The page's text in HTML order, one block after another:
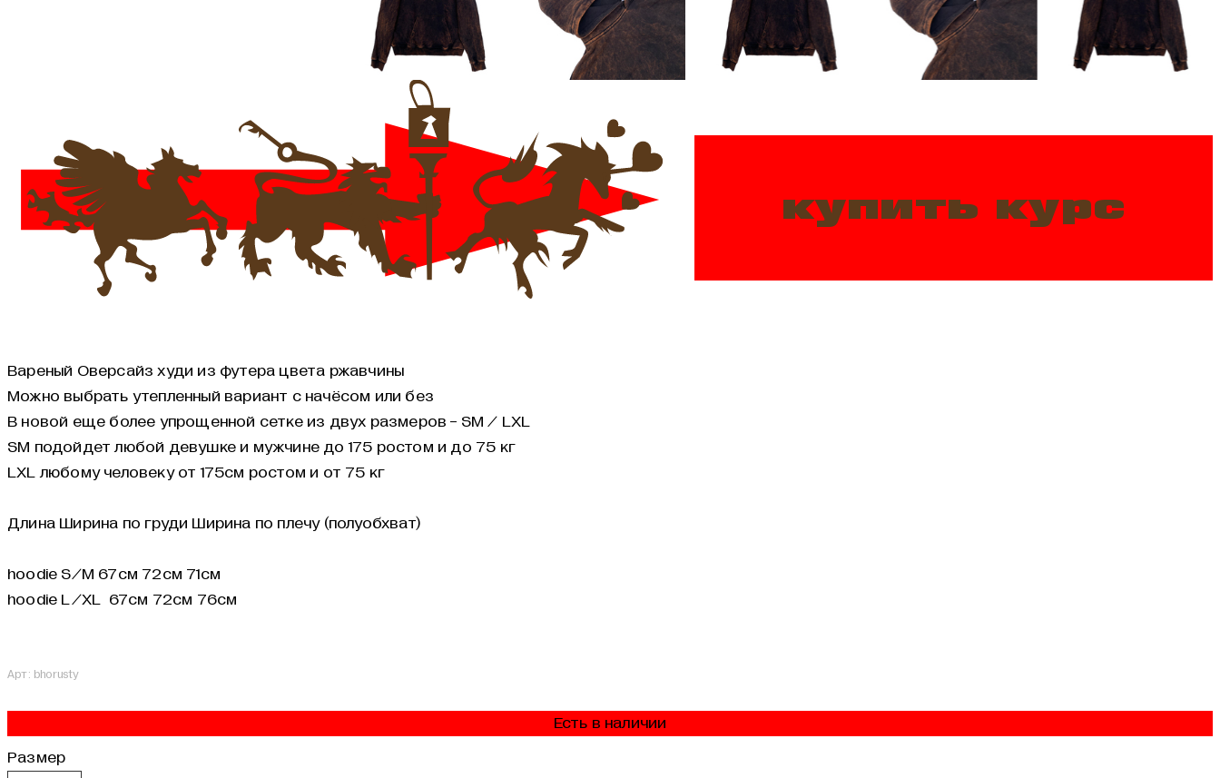
купить курс
Вареный Оверсайз худи из футера цвета ржавчины
Можно выбрать утепленный вариант с начёсом или без
В новой еще более упрощенной сетке из двух размеров - SM / LXL
SM подойдет любой девушке и мужчине до 175 ростом и до 75 кг
LXL любому человеку от 175см ростом и от 75 кг
Длина Ширина по груди Ширина по плечу (полуобхват)
hoodie S/M 67см 72см 71см
hoodie L/XL 67см 72см 76см
Арт: bhorusty
Есть в наличии
Размер